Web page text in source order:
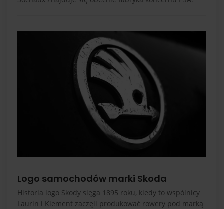
Logo samochodów marki Skoda
Historia logo Skody sięga 1895 roku, kiedy to wspólnicy
Laurin i Klement zaczęli produkować rowery pod marką